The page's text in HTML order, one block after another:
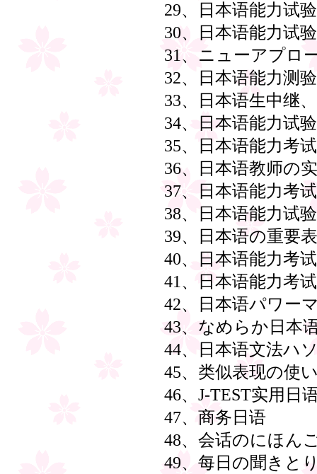
29、日本语能力试
30、日本语能力试
31、ニューアプロ
32、日本语能力测
33、日本语生中继
34、日本语能力试
35、日本语能力考
36、日本语教师の
37、日本语能力考
38、日本语能力试
39、日本语の重要
40、日本语能力考
41、日本语能力考
42、日本语パワー
43、なめらか日本
44、日本语文法ハ
45、类似表现の使
46、J-TEST实用日
47、商务日语
48、会话のにほん
49、每日の聞きと